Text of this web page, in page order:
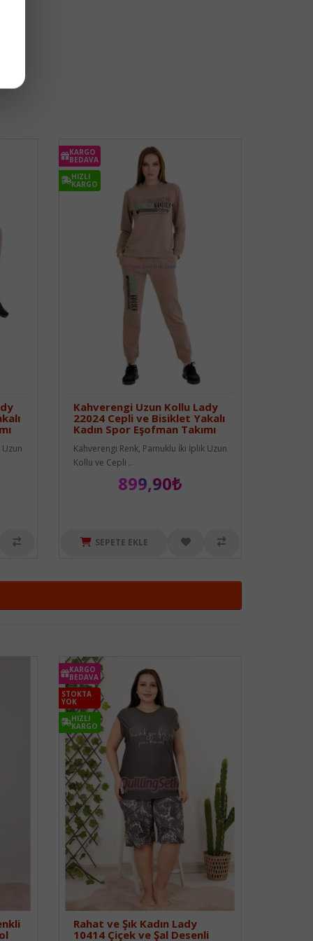
KARGO
BEDAVA
HIZLI
KARGO
Kahverengi Uzun Kollu Lady
22024 Cepli ve Bisiklet Yakalı
Kadın Spor Eşofman Takımı
Kahverengi Renk, Pamuklu İki İplik Uzun
Kollu ve Cepli ..
899,90₺
SEPETE EKLE
KARGO
BEDAVA
STOKTA
YOK
HIZLI
KARGO
Rahat ve Şık Kadın Lady
10414 Çiçek ve Şal Desenli